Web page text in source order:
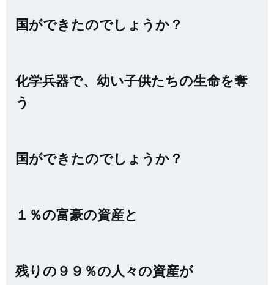
国ができたのでしょうか？
化学兵器で、幼い子供たちの生命を奪
う
国ができたのでしょうか？
１％の富豪の資産と
残りの９９％の人々の資産が